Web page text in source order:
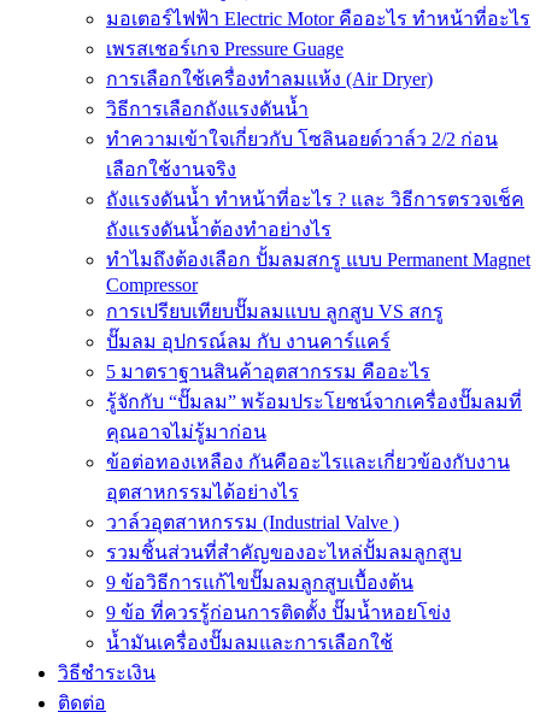
มอเตอร์ไฟฟ้า Electric Motor คืออะไร ทำหน้าที่อะไร
เพรสเชอร์เกจ Pressure Guage
การเลือกใช้เครื่องทำลมแห้ง (Air Dryer)
วิธีการเลือกถังแรงดันน้ำ
ทำความเข้าใจเกี่ยวกับ โซลินอยด์วาล์ว 2/2 ก่อน
เลือกใช้งานจริง
ถังแรงดันน้ำ ทำหน้าที่อะไร ? และ วิธีการตรวจเช็ค
ถังแรงดันน้ำต้องทำอย่างไร
ทำไมถึงต้องเลือก ปั้มลมสกรู แบบ Permanent Magnet
Compressor
การเปรียบเทียบปั๊มลมแบบ ลูกสูบ VS สกรู
ปั๊มลม อุปกรณ์ลม กับ งานคาร์แคร์
5 มาตราฐานสินค้าอุตสากรรม คืออะไร
รู้จักกับ “ปั๊มลม” พร้อมประโยชน์จากเครื่องปั๊มลมที่
คุณอาจไม่รู้มาก่อน
ข้อต่อทองเหลือง กันคืออะไรและเกี่ยวข้องกับงาน
อุตสาหกรรมได้อย่างไร
วาล์วอุตสาหกรรม (Industrial Valve )
รวมชิ้นส่วนที่สำคัญของอะไหล่ปั้มลมลูกสูบ
9 ข้อวิธีการแก้ไขปั๊มลมลูกสูบเบื้องต้น
9 ข้อ ที่ควรรู้ก่อนการติดตั้ง ปั๊มน้ำหอยโข่ง
น้ำมันเครื่องปั๊มลมและการเลือกใช้
วิธีชำระเงิน
ติดต่อ